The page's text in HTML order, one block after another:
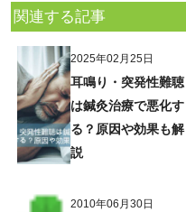
関連する記事
2025年02月25日
耳鳴り・突発性難聴
は鍼灸治療で悪化す
る？原因や効果も解
説
2010年06月30日